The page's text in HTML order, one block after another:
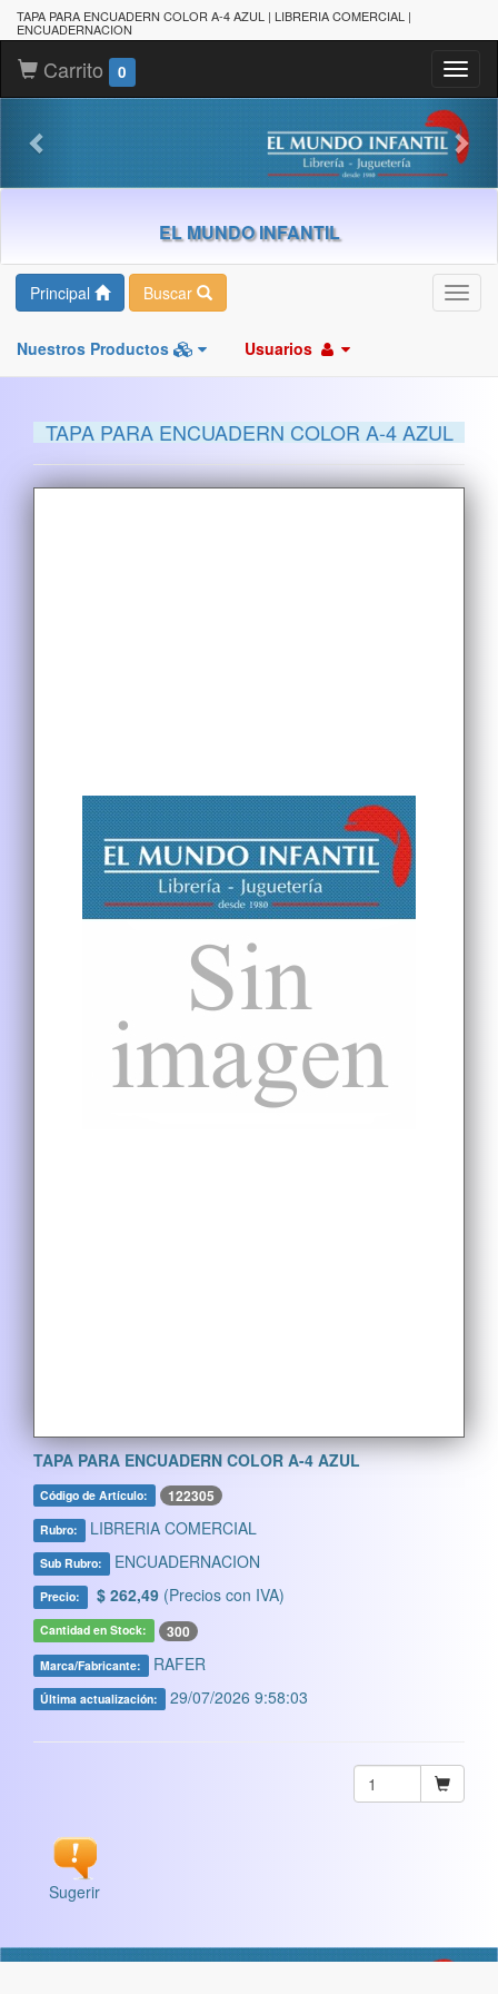
TAPA PARA ENCUADERN COLOR A-4 AZUL | LIBRERIA COMERCIAL |
ENCUADERNACION
Carrito 0
EL MUNDO INFANTIL
Principal Buscar
Nuestros Productos Usuarios
TAPA PARA ENCUADERN COLOR A-4 AZUL
TAPA PARA ENCUADERN COLOR A-4 AZUL
Código de Artículo: 122305
Rubro: LIBRERIA COMERCIAL
Sub Rubro: ENCUADERNACION
Precio: $ 262,49 (Precios con IVA)
Cantidad en Stock: 300
Marca/Fabricante: RAFER
Última actualización: 29/07/2026 9:58:03
Sugerir